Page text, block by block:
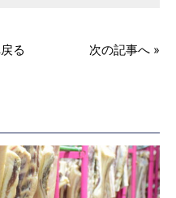
る 次の記事へ »